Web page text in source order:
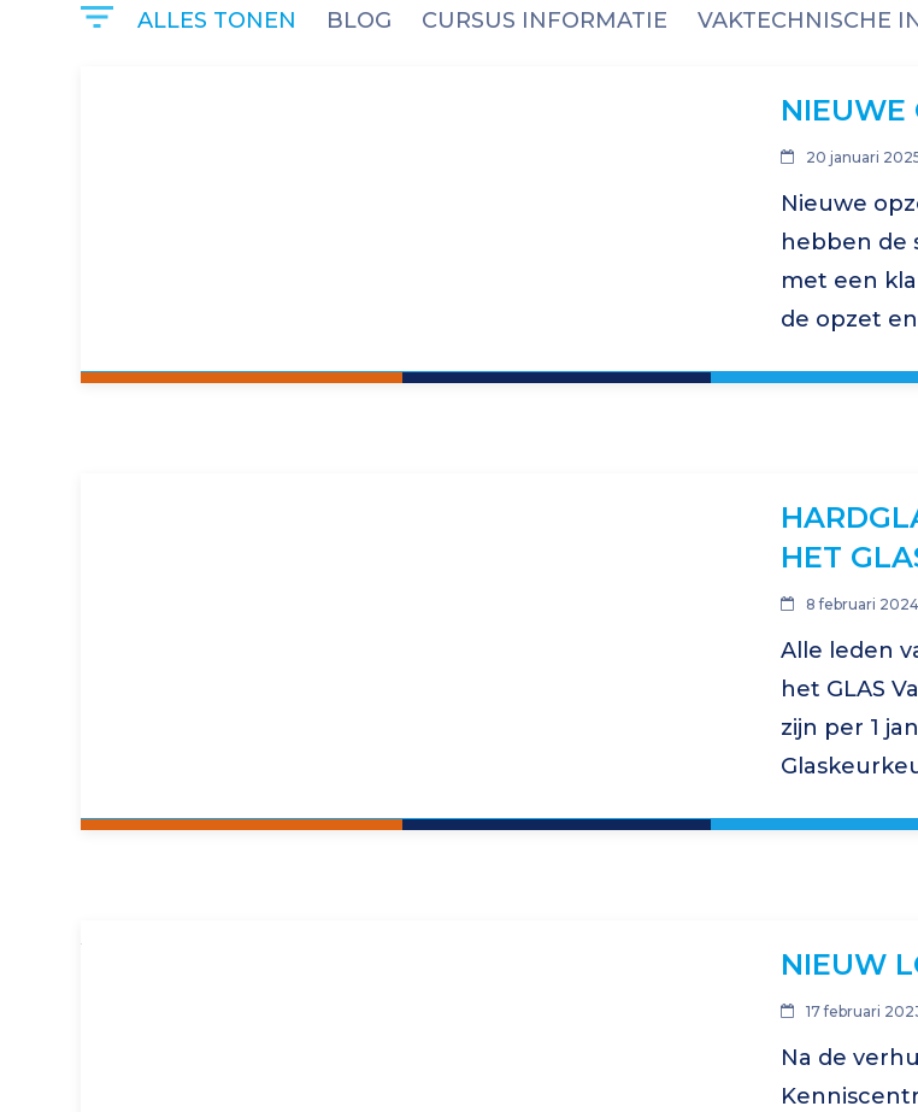
ALLES TONEN BLOG CURSUS INFORMATIE VAKTECHNISCHE
NIEUWE
20 januari
Nieuwe
hebben de
met een
de opzet
HET
8 februari 2024
Alle leden
het GLAS
zijn per 1
NIEUW
17 februari
Na de